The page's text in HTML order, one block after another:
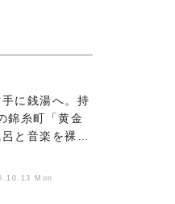
に銭湯へ。持
錦糸町「黄金
と音楽を裸で
Mon